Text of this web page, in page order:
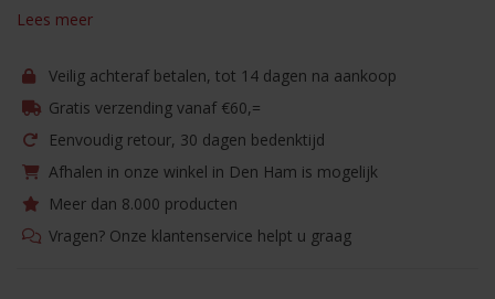
Lees meer
Veilig achteraf betalen, tot 14 dagen na aankoop
Gratis verzending vanaf €60,=
Eenvoudig retour, 30 dagen bedenktijd
Afhalen in onze winkel in Den Ham is mogelijk
Meer dan 8.000 producten
Vragen? Onze klantenservice helpt u graag